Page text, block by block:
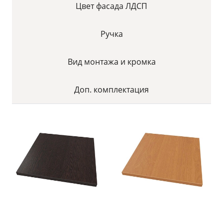
Цвет фасада ЛДСП
Ручка
Вид монтажа и кромка
Доп. комплектация